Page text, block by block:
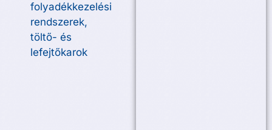
folyadékkezelési
rendszerek,
töltő- és
lefejtőkarok